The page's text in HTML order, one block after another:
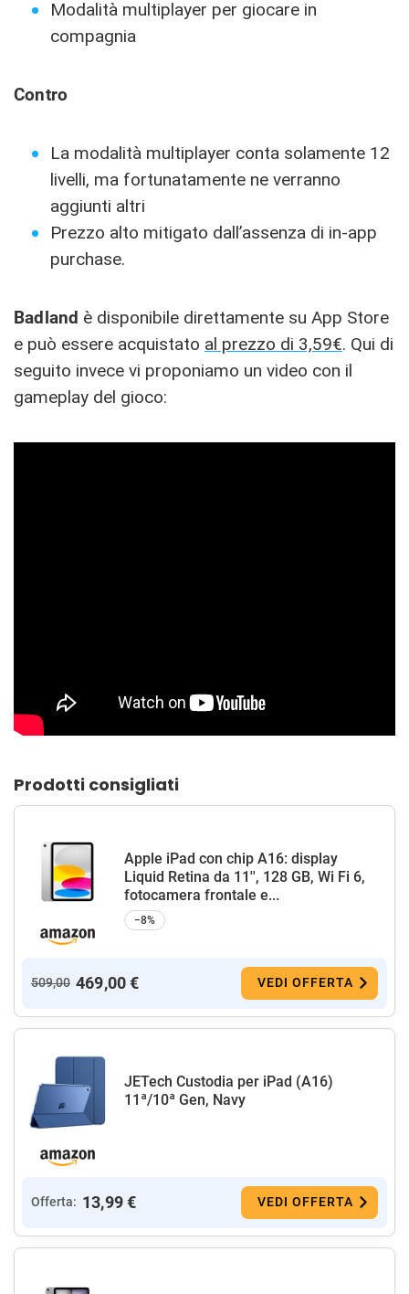
Modalità multiplayer per giocare in
compagnia
Contro
La modalità multiplayer conta solamente 12
livelli, ma fortunatamente ne verranno
aggiunti altri
Prezzo alto mitigato dall’assenza di in-app
purchase.
Badland è disponibile direttamente su App Store
e può essere acquistato al prezzo di 3,59€. Qui di
seguito invece vi proponiamo un video con il
gameplay del gioco:
Prodotti consigliati
Apple iPad con chip A16: display
Liquid Retina da 11'', 128 GB, Wi Fi 6,
fotocamera frontale e...
−8%
509,00 469,00 € VEDI OFFERTA
JETech Custodia per iPad (A16)
11ª/10ª Gen, Navy
Offerta: 13,99 € VEDI OFFERTA